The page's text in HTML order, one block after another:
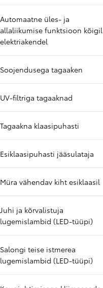
Automaatne üles- ja
allaliikumise funktsioon kõigil
elektriakendel
Soojendusega tagaaken
UV-filtriga tagaaknad
Tagaakna klaasipuhasti
Esiklaasipuhasti jääsulataja
Müra vähendav kiht esiklaasil
Juhi ja kõrvalistuja
lugemislambid (LED-tüüpi)
Salongi teise istmerea
lugemislambid (LED-tüüpi)